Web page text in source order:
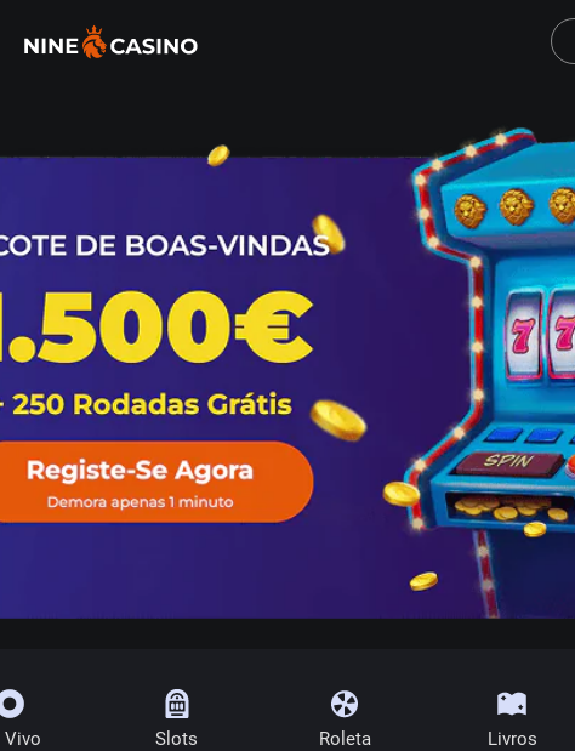
Vivo Slots Roleta Livros